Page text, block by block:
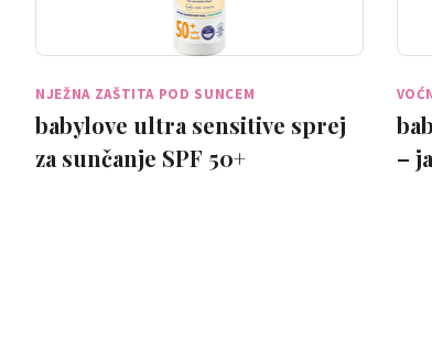
NJEŽNA ZAŠTITA POD SUNCEM
babylove ultra sensitive sprej
za sunčanje SPF 50+
–